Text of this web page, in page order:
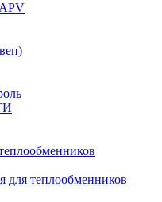
для теплообменников